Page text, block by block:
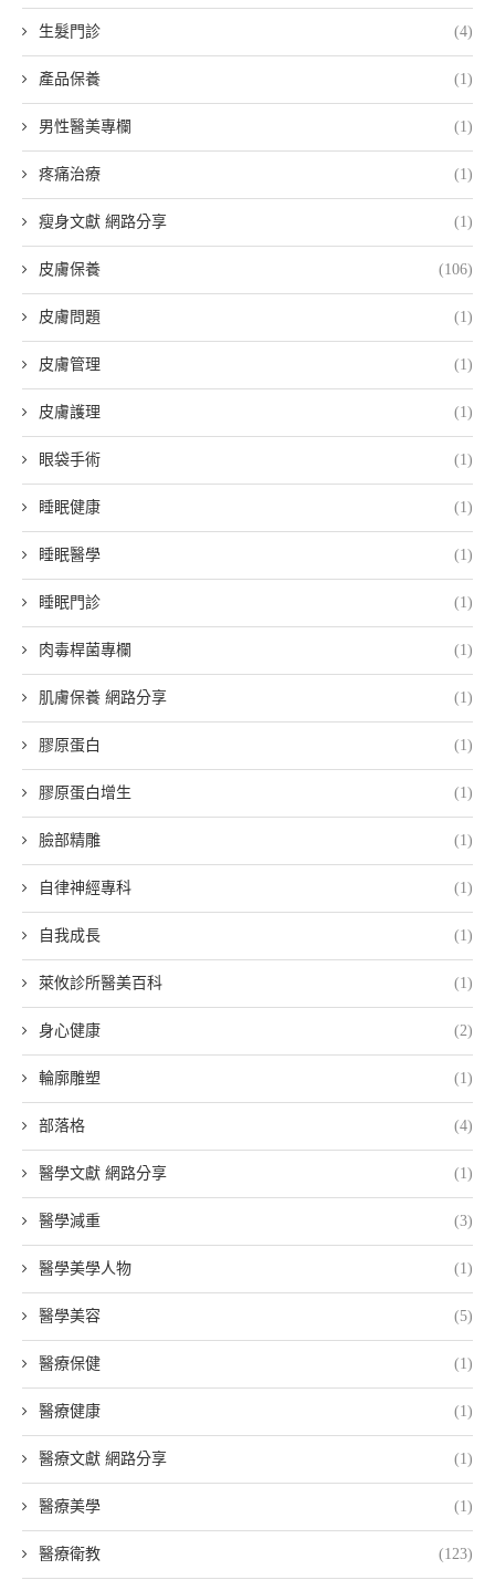
生髮門診 (4)
產品保養 (1)
男性醫美專欄 (1)
疼痛治療 (1)
瘦身文獻 網路分享 (1)
皮膚保養 (106)
皮膚問題 (1)
皮膚管理 (1)
皮膚護理 (1)
眼袋手術 (1)
睡眠健康 (1)
睡眠醫學 (1)
睡眠門診 (1)
肉毒桿菌專欄 (1)
肌膚保養 網路分享 (1)
膠原蛋白 (1)
膠原蛋白增生 (1)
臉部精雕 (1)
自律神經專科 (1)
自我成長 (1)
萊攸診所醫美百科 (1)
身心健康 (2)
輪廓雕塑 (1)
部落格 (4)
醫學文獻 網路分享 (1)
醫學減重 (3)
醫學美學人物 (1)
醫學美容 (5)
醫療保健 (1)
醫療健康 (1)
醫療文獻 網路分享 (1)
醫療美學 (1)
醫療衛教 (123)